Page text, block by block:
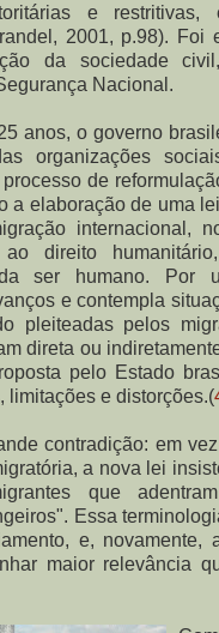
e restritivas,
2001, p.98). Foi
da sociedade
Nacional.
anos, o governo
organizações
de
a elaboração de uma
internacional,
ao direito
ser humano. Por
e contempla
pleiteadas pelos
direta ou
pelo Estado
limitações e distorções.(
contradição: em
a nova lei
que
Essa
e, novamente,
maior relevância